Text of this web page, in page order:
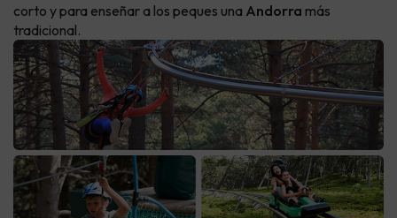
corto y para enseñar a los peques una Andorra más
tradicional.